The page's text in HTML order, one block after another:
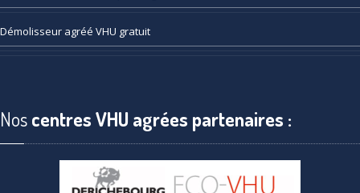
Démolisseur agréé VHU gratuit
Noscentres VHU agrées partenaires :